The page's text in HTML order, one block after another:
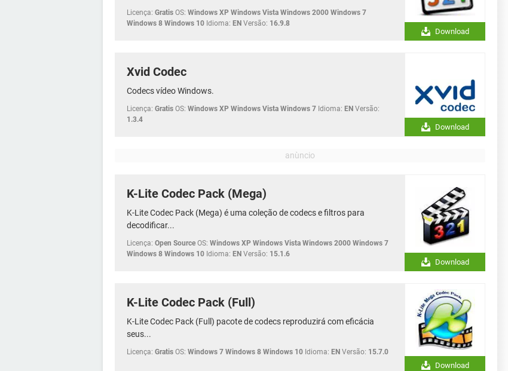
Licença: Gratis OS: Windows XP Windows Vista Windows 2000 Windows 7
Windows 8 Windows 10 Idioma: EN Versão: 16.9.8
Download
Xvid Codec
Codecs vídeo Windows.
Licença: Gratis OS: Windows XP Windows Vista Windows 7 Idioma: EN Versão:
1.3.4
Download
K-Lite Codec Pack (Mega)
K-Lite Codec Pack (Mega) é uma coleção de codecs e filtros para
decodificar...
Licença: Open Source OS: Windows XP Windows Vista Windows 2000 Windows 7
Windows 8 Windows 10 Idioma: EN Versão: 15.1.6
Download
K-Lite Codec Pack (Full)
K-Lite Codec Pack (Full) pacote de codecs reproduzirá com eficácia
seus...
Licença: Gratis OS: Windows 7 Windows 8 Windows 10 Idioma: EN Versão: 15.7.0
Download